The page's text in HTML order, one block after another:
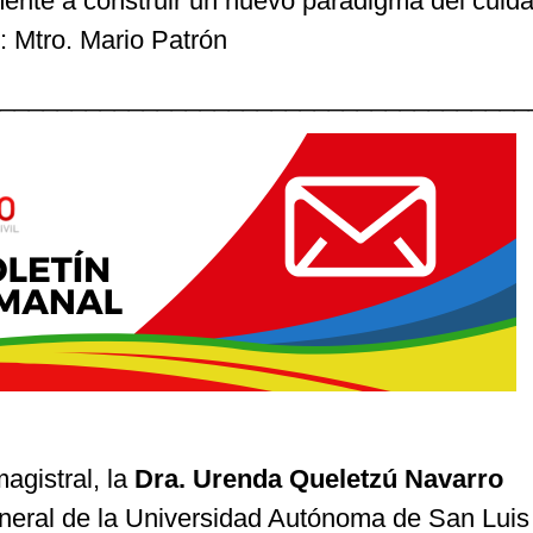
Mtro. Mario Patrón
la Dra. Urenda Queletzú Navarro
de la Universidad Autónoma de San Luis